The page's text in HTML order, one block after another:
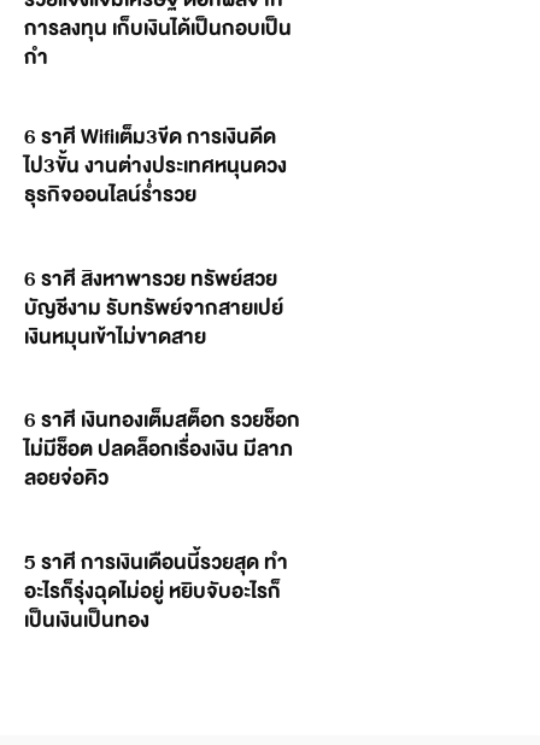
การลงทุน เก็บเงินได้เป็นกอบเป็น
กำ
6 ราศี Wifiเต็ม3ขีด การเงินดีด
ไป3ขั้น งานต่างประเทศหนุนดวง
ธุรกิจออนไลน์ร่ำรวย
6 ราศี สิงหาพารวย ทรัพย์สวย
บัญชีงาม รับทรัพย์จากสายเปย์
เงินหมุนเข้าไม่ขาดสาย
6 ราศี เงินทองเต็มสต็อก รวยช็อก
ไม่มีช็อต ปลดล็อกเรื่องเงิน มีลาภ
ลอยจ่อคิว
5 ราศี การเงินเดือนนี้รวยสุด ทำ
อะไรก็รุ่งฉุดไม่อยู่ หยิบจับอะไรก็
เป็นเงินเป็นทอง